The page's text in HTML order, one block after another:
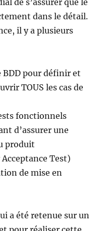
de s’assurer que le
dans le détail.
il y a plusieurs
BDD pour définir et
TOUS les cas de
fonctionnels
d’assurer une
produit
Test)
de mise en
a été retenue sur un